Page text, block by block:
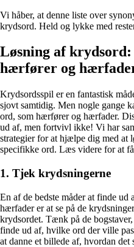
Vi håber, at denne liste over
krydsord. Held og lykke med
Løsning af
hærfører og
Krydsordsspil er en fantastisk
sjovt samtidig. Men nogle gange
ord, som hærfører og hærfader.
ud af, men fortvivl ikke! Vi har
strategier for at hjælpe dig med at
specifikke ord. Læs videre for at
1. Tjek krydsningerne
En af de bedste måder at finde
hærfader er at se på de
krydsordet. Tænk på de
finde ud af, hvilke ord der ville
at danne et billede af, hvordan det